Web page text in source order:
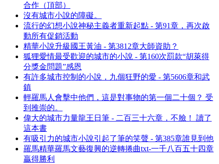
合作（頂部）
沒有城市小說的障礙。
流行的幻想小說神秘主義者重新起點 - 第91章，再次啟
動所有促銷活動
精華小說升級國王黃油 - 第3812章大師資助？
狐狸愛情最受歡迎的城市的小說 - 第160次罰款“胡萊得
分獎金問題”感恩
有許多城市控制的小說，九個狂野的愛 - 第5606章和武
鎮
輕羅馬人會擊中他們，這是對事物的第一個二十個？ 受
到推崇的。
偉大的城市力量龍王日筆 - 二百三十六章，不臉！ 讀了
這本書
有吸引力的城市小說引起了筆的笑聲 - 第385章誰見到他
羅馬精華羅馬文藝復興的逆轉捲曲txt-一千八百五十四章
贏得勝利